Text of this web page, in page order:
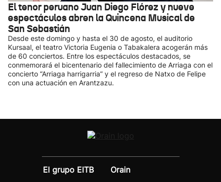
El tenor peruano Juan Diego Flórez y nueve
espectáculos abren la Quincena Musical de
San Sebastián
Desde este domingo y hasta el 30 de agosto, el auditorio
Kursaal, el teatro Victoria Eugenia o Tabakalera acogerán más
de 60 conciertos. Entre los espectáculos destacados, se
conmemorará el bicentenario del fallecimiento de Arriaga con el
concierto “Arriaga harrigarria” y el regreso de Natxo de Felipe
con una actuación en Arantzazu.
El grupo EITB
Orain